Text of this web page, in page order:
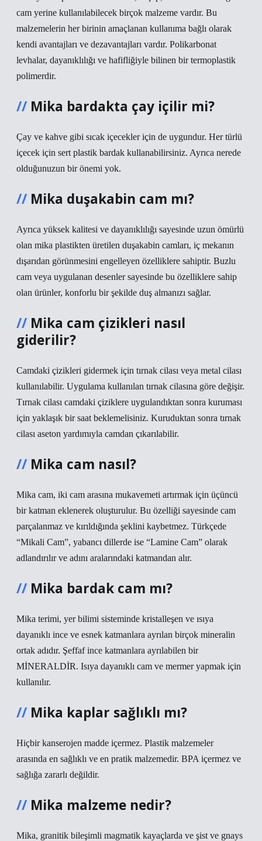
cam yerine kullanılabilecek birçok malzeme vardır. Bu
malzemelerin her birinin amaçlanan kullanıma bağlı olarak
kendi avantajları ve dezavantajları vardır. Polikarbonat
levhalar, dayanıklılığı ve hafifliğiyle bilinen bir termoplastik
polimerdir.
Mika bardakta çay içilir mi?
Çay ve kahve gibi sıcak içecekler için de uygundur. Her türlü
içecek için sert plastik bardak kullanabilirsiniz. Ayrıca nerede
olduğunuzun bir önemi yok.
Mika duşakabin cam mı?
Ayrıca yüksek kalitesi ve dayanıklılığı sayesinde uzun ömürlü
olan mika plastikten üretilen duşakabin camları, iç mekanın
dışarıdan görünmesini engelleyen özelliklere sahiptir. Buzlu
cam veya uygulanan desenler sayesinde bu özelliklere sahip
olan ürünler, konforlu bir şekilde duş almanızı sağlar.
Mika cam çizikleri nasıl
giderilir?
Camdaki çizikleri gidermek için tırnak cilası veya metal cilası
kullanılabilir. Uygulama kullanılan tırnak cilasına göre değişir.
Tırnak cilası camdaki çiziklere uygulandıktan sonra kuruması
için yaklaşık bir saat beklemelisiniz. Kuruduktan sonra tırnak
cilası aseton yardımıyla camdan çıkarılabilir.
Mika cam nasıl?
Mika cam, iki cam arasına mukavemeti artırmak için üçüncü
bir katman eklenerek oluşturulur. Bu özelliği sayesinde cam
parçalanmaz ve kırıldığında şeklini kaybetmez. Türkçede
“Mikali Cam”, yabancı dillerde ise “Lamine Cam” olarak
adlandırılır ve adını aralarındaki katmandan alır.
Mika bardak cam mı?
Mika terimi, yer bilimi sisteminde kristalleşen ve ısıya
dayanıklı ince ve esnek katmanlara ayrılan birçok mineralin
ortak adıdır. Şeffaf ince katmanlara ayrılabilen bir
MİNERALDİR. Isıya dayanıklı cam ve mermer yapmak için
kullanılır.
Mika kaplar sağlıklı mı?
Hiçbir kanserojen madde içermez. Plastik malzemeler
arasında en sağlıklı ve en pratik malzemedir. BPA içermez ve
sağlığa zararlı değildir.
Mika malzeme nedir?
Mika, granitik bileşimli magmatik kayaçlarda ve şist ve gnays